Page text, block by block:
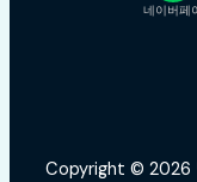
네이버페
Copyright © 2026